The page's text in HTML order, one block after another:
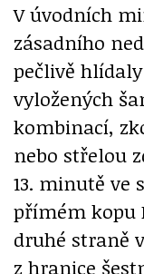
V úvodních
zásadního
pečlivě
vyložených
kombinací,
nebo střelou
13. minutě ve
přímém kopu
druhé straně
z hranice